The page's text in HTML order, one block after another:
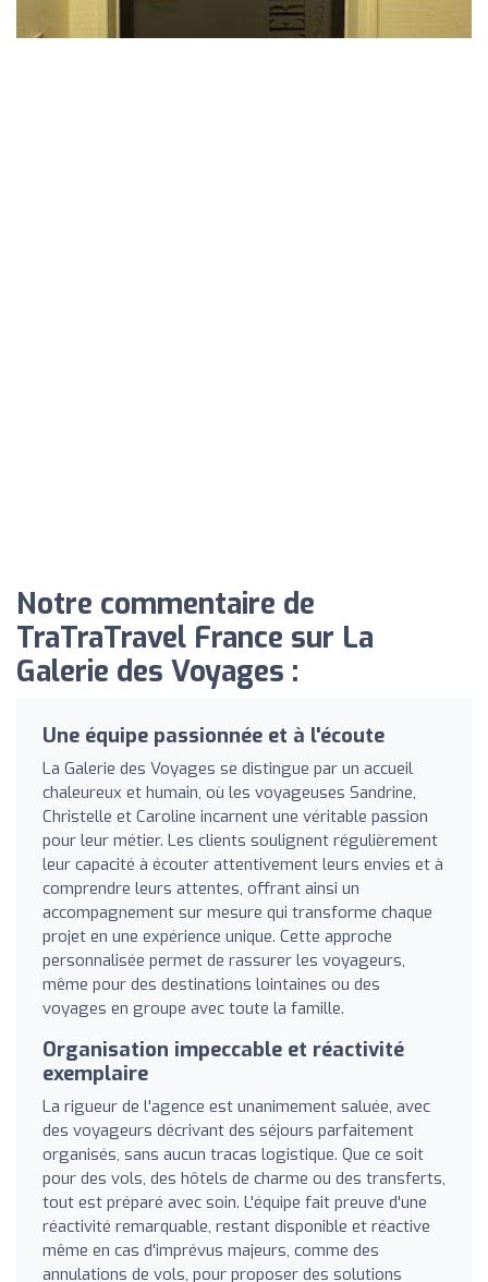
Notre commentaire de
TraTraTravel France sur La
Galerie des Voyages :
Une équipe passionnée et à l'écoute
La Galerie des Voyages se distingue par un accueil
chaleureux et humain, où les voyageuses Sandrine,
Christelle et Caroline incarnent une véritable passion
pour leur métier. Les clients soulignent régulièrement
leur capacité à écouter attentivement leurs envies et à
comprendre leurs attentes, offrant ainsi un
accompagnement sur mesure qui transforme chaque
projet en une expérience unique. Cette approche
personnalisée permet de rassurer les voyageurs,
même pour des destinations lointaines ou des
voyages en groupe avec toute la famille.
Organisation impeccable et réactivité
exemplaire
La rigueur de l'agence est unanimement saluée, avec
des voyageurs décrivant des séjours parfaitement
organisés, sans aucun tracas logistique. Que ce soit
pour des vols, des hôtels de charme ou des transferts,
tout est préparé avec soin. L'équipe fait preuve d'une
réactivité remarquable, restant disponible et réactive
même en cas d'imprévus majeurs, comme des
annulations de vols, pour proposer des solutions